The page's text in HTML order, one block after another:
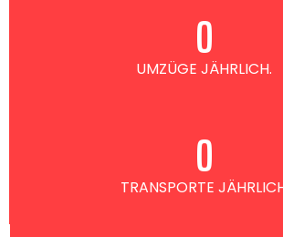
UMZÜGE JÄHRLICH.
0
TRANSPORTE
0